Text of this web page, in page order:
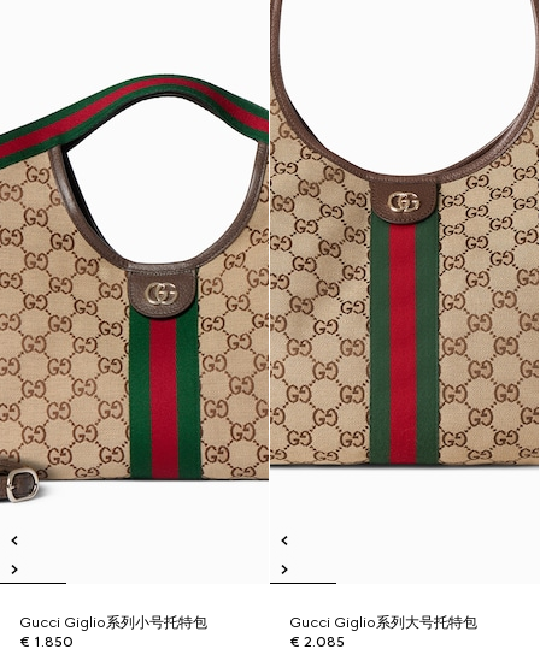
Gucci Giglio系列小号托特包
€ 1.850
Gucci Giglio系列大号托特包
€ 2.085